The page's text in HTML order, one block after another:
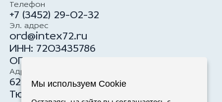
Телефон
+7 (3452) 29-02-32
Эл. адрес
ord@intex72.ru
ИНН: 7203435786
ОГРН: 1177232034100
Адрес
625059, Российская Федерация, г.
Тюмень, ул. Тимофея Чаркова, 19, стр.
Мы используем Cookie